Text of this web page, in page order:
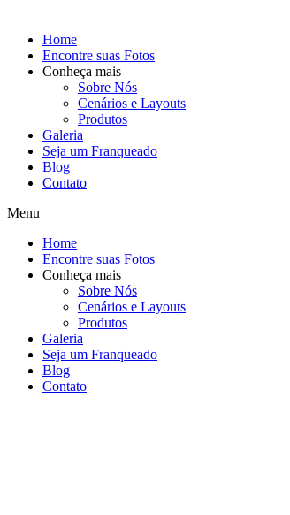
Home
Encontre suas Fotos
Conheça mais
Sobre Nós
Cenários e Layouts
Produtos
Galeria
Seja um Franqueado
Blog
Contato
Menu
Home
Encontre suas Fotos
Conheça mais
Sobre Nós
Cenários e Layouts
Produtos
Galeria
Seja um Franqueado
Blog
Contato